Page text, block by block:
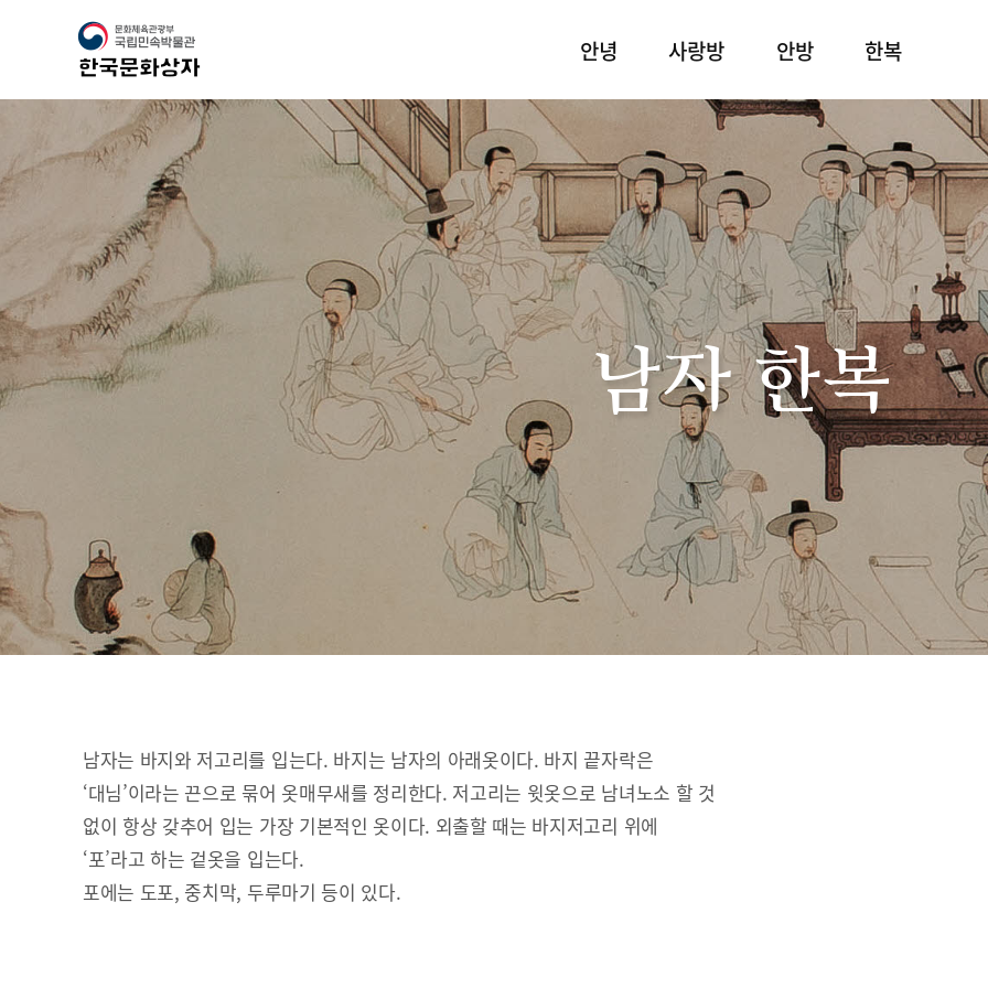
안녕 사랑방 안방 한복
남자 한복
남자는 바지와 저고리를 입는다. 바지는 남자의 아래옷이다. 바지 끝자락은
‘대님’이라는 끈으로 묶어 옷매무새를 정리한다. 저고리는 윗옷으로 남녀노소 할 것
없이 항상 갖추어 입는 가장 기본적인 옷이다. 외출할 때는 바지저고리 위에
‘포’라고 하는 겉옷을 입는다.
포에는 도포, 중치막, 두루마기 등이 있다.